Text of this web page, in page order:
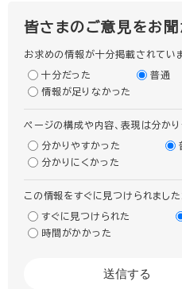
皆さまのご意見をお聞
お求めの情報が十分掲載されてい
十分だった
普通
情報が足りなかった
ページの構成や内容、表現は分か
分かりやすかった
分かりにくかった
この情報をすぐに見つけられました
すぐに見つけられた
時間がかかった